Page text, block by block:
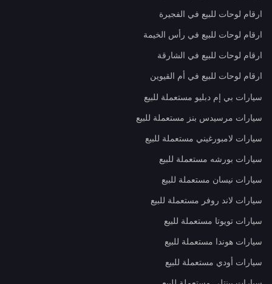
ارقام لوحات للبيع في الفجيرة
ارقام لوحات للبيع في رأس الخيمة
ارقام لوحات للبيع في الشارقة
ارقام لوحات للبيع في أم القيوين
سيارات بي إم دبليو مستعملة للبيع
سيارات مرسيدس بنز مستعملة للبيع
سيارات لامبورغيني مستعملة للبيع
سيارات بورشه مستعملة للبيع
سيارات نيسان مستعملة للبيع
سيارات لاند روفر مستعملة للبيع
سيارات تويوتا مستعملة للبيع
سيارات هوندا مستعملة للبيع
سيارات أودي مستعملة للبيع